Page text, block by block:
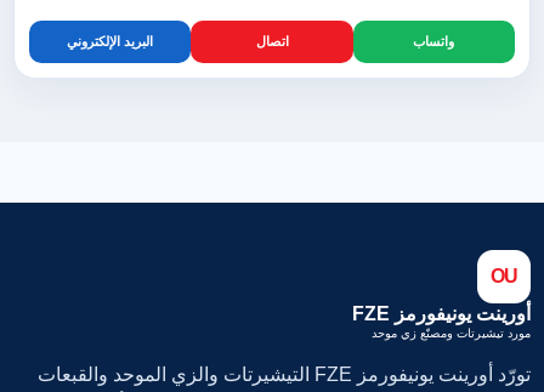
واتساب اتصال البريد الإلكتروني
OU
أورينت يونيفورمز FZE
مورد تيشيرتات ومصنّع زي موحد
تورّد أورينت يونيفورمز FZE التيشيرتات والزي الموحد والقبعات